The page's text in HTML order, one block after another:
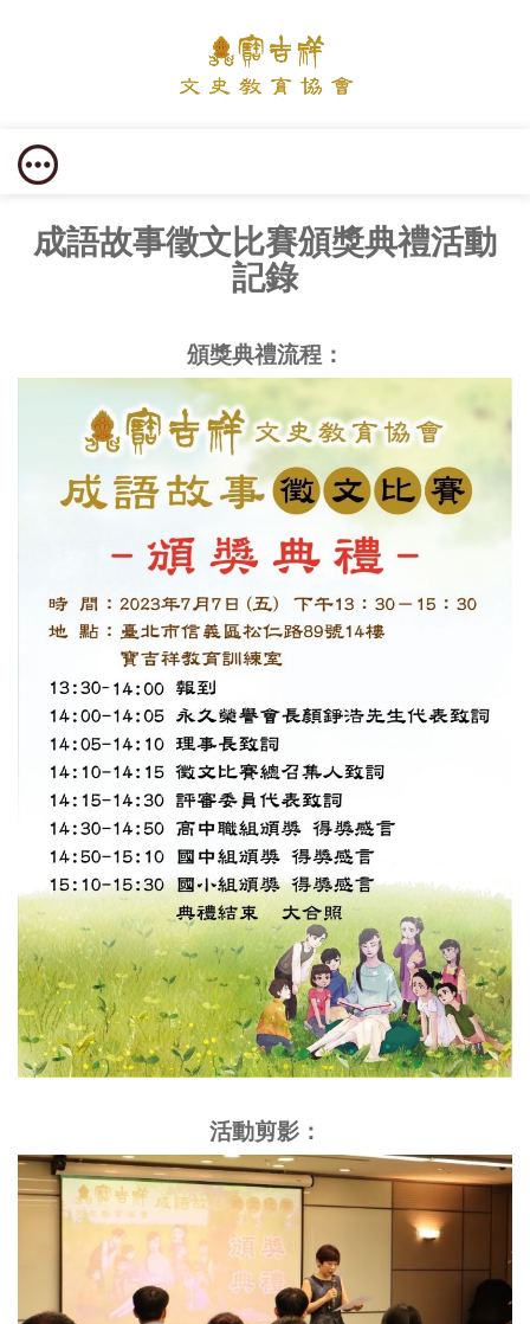
成語故事徵文比賽頒獎典禮活動
記錄
頒獎典禮流程：
活動剪影：